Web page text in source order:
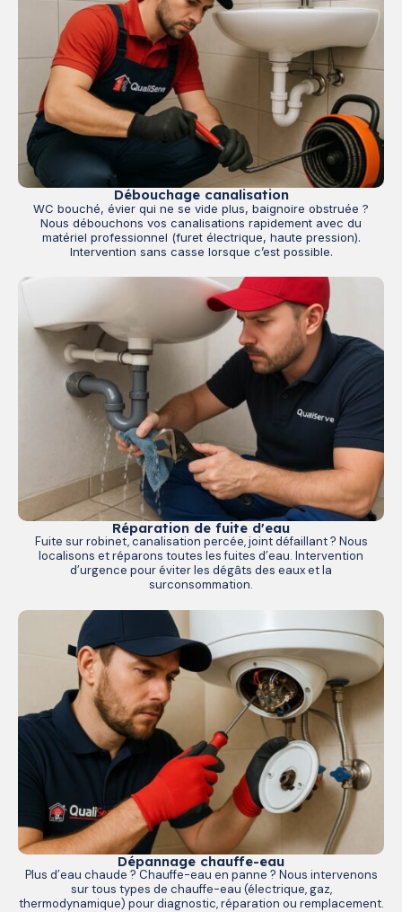
Débouchage canalisation
WC bouché, évier qui ne se vide plus, baignoire obstruée ?
Nous débouchons vos canalisations rapidement avec du
matériel professionnel (furet électrique, haute pression).
Intervention sans casse lorsque c’est possible.
Réparation de fuite d'eau
Fuite sur robinet, canalisation percée, joint défaillant ? Nous
localisons et réparons toutes les fuites d’eau. Intervention
d’urgence pour éviter les dégâts des eaux et la
surconsommation.
Dépannage chauffe-eau
Plus d’eau chaude ? Chauffe-eau en panne ? Nous intervenons
sur tous types de chauffe-eau (électrique, gaz,
thermodynamique) pour diagnostic, réparation ou remplacement.